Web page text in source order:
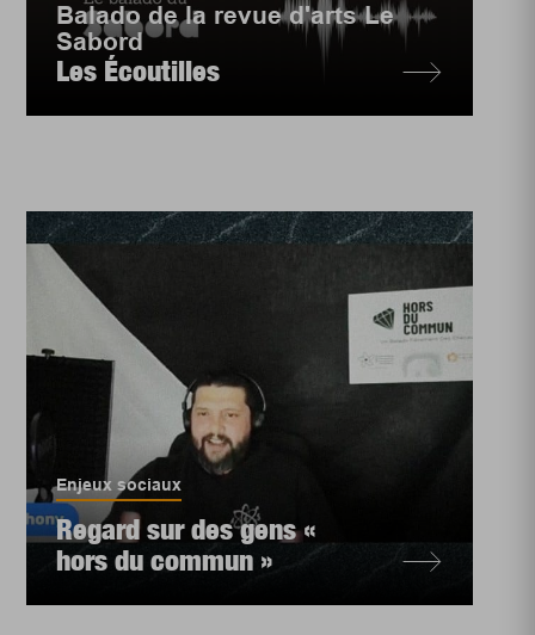
Balado de la revue d'arts Le
Sabord
Les Écoutilles
Enjeux sociaux
Regard sur des gens «
hors du commun »